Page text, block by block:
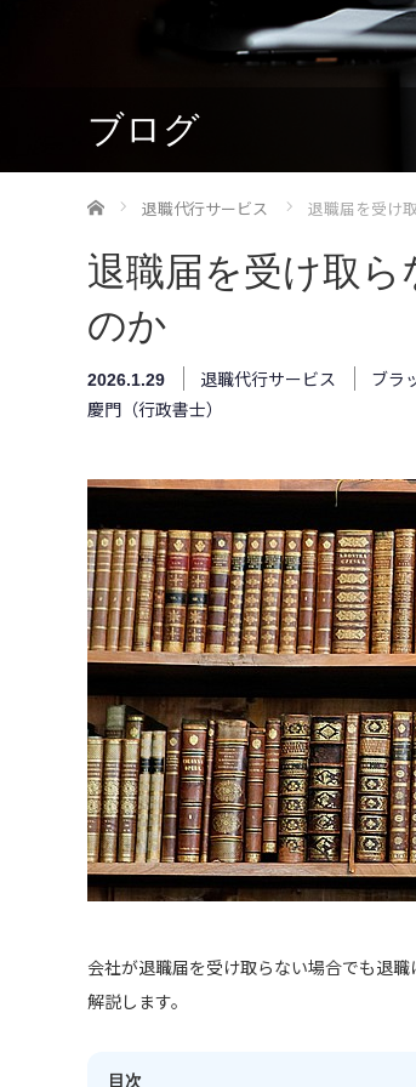
ブログ
ホーム 退職代行サービス 退職届を受け
退職届を受け取ら
のか
2026.1.29 退職代行サービス ブラ
慶門（行政書士）
会社が退職届を受け取らない場合でも退
解説します。
目次